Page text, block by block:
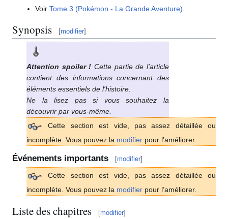
Voir Tome 3 (Pokémon - La Grande Aventure)
Synopsis [modifier]
Attention spoiler ! Cette partie de l'article
contient des informations concernant des
éléments essentiels de l'histoire.
Ne la lisez pas si vous souhaitez la
découvrir par vous-même.
Cette section est vide, pas assez détaillée ou
incomplète. Vous pouvez la modifier pour l’améliorer.
Événements importants [modifier]
Cette section est vide, pas assez détaillée ou
incomplète. Vous pouvez la modifier pour l’améliorer.
Liste des chapitres [modifier]